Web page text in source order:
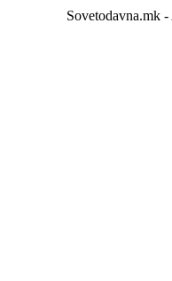
Sovetodavna.mk